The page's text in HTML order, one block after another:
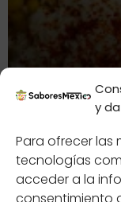
y
Para ofrecer las
tecnologías
acceder a la
Elotes y